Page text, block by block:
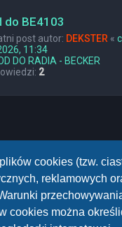
cookies (tzw.
reklamowych
cookies można
do BE4103
post autor: DEKSTER «
11:34
DO RADIA - BECKER
2